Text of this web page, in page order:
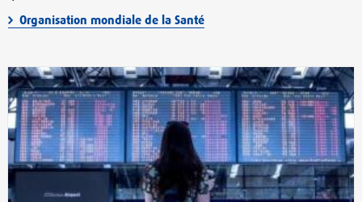
Organisation mondiale de la Santé